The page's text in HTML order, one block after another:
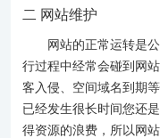
二 网站维护
网站的正常运转是
行过程中经常会碰到网
客入侵、空间域名到期
已经发生很长时间您还
得资源的浪费，所以网